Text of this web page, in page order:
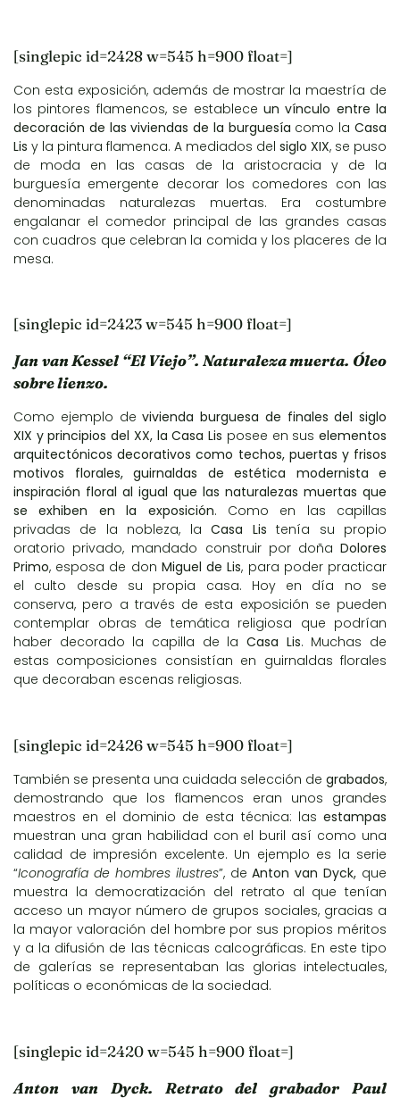
[singlepic id=2428 w=545 h=900 float=]
Con esta exposición, además de mostrar la maestría de
los pintores flamencos, se establece un vínculo entre la
decoración de las viviendas de la burguesía como laCasa
Lis y la pintura flamenca. A mediados del siglo XIX, se puso
de moda en las casas de la aristocracia y de la
burguesía emergente decorar los comedores con las
denominadas naturalezas muertas. Era costumbre
engalanar el comedor principal de las grandes casas
con cuadros que celebran la comida y los placeres de la
mesa.
[singlepic id=2423 w=545 h=900 float=]
Jan van Kessel “El Viejo”. Naturaleza muerta. Óleo
sobre lienzo.
Como ejemplo devivienda burguesa de finales del siglo
XIX y principios del XX, la Casa Lis posee en suselementos
arquitectónicos decorativos como techos, puertas y frisos
motivos florales, guirnaldas de estética modernista e
inspiración floral al igual que las naturalezas muertas que
se exhiben en la exposición. Como en las capillas
privadas de la nobleza, la Casa Lis tenía su propio
oratorio privado, mandado construir por doña Dolores
Primo, esposa de don Miguel de Lis, para poder practicar
el culto desde su propia casa. Hoy en día no se
conserva, pero a través de esta exposición se pueden
contemplar obras de temática religiosa que podrían
haber decorado la capilla de la Casa Lis. Muchas de
estas composiciones consistían en guirnaldas florales
que decoraban escenas religiosas.
[singlepic id=2426 w=545 h=900 float=]
También se presenta una cuidada selección de grabados,
demostrando que los flamencos eran unos grandes
maestros en el dominio de esta técnica: las estampas
muestran una gran habilidad con el buril así como una
calidad de impresión excelente. Un ejemplo es la serie
“Iconografía de hombres ilustres”, deAnton van Dyck, que
muestra la democratización del retrato al que tenían
acceso un mayor número de grupos sociales, gracias a
la mayor valoración del hombre por sus propios méritos
y a la difusión de las técnicas calcográficas. En este tipo
de galerías se representaban las glorias intelectuales,
políticas o económicas de la sociedad.
[singlepic id=2420 w=545 h=900 float=]
Anton van Dyck. Retrato del grabador Paul